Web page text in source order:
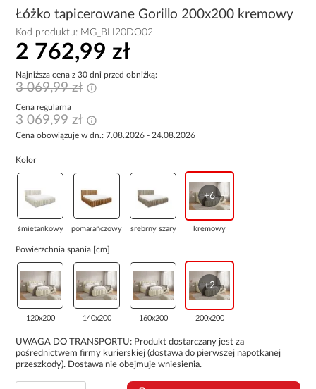
Łóżko tapicerowane Gorillo 200x200 kremowy
Kod produktu: MG_BLI20DO02
2 762,99 zł
Najniższa cena z 30 dni przed obniżką:
3 069,99 zł
Cena regularna
3 069,99 zł
Cena obowiązuje w dn.: 7.08.2026 - 24.08.2026
Kolor
śmietankowy pomarańczowy srebrny szary
+6
kremowy
Powierzchnia spania [cm]
120x200 140x200 160x200
+2
200x200
UWAGA DO TRANSPORTU: Produkt dostarczany jest za
pośrednictwem firmy kurierskiej (dostawa do pierwszej napotkanej
przeszkody). Dostawa nie obejmuje wniesienia.